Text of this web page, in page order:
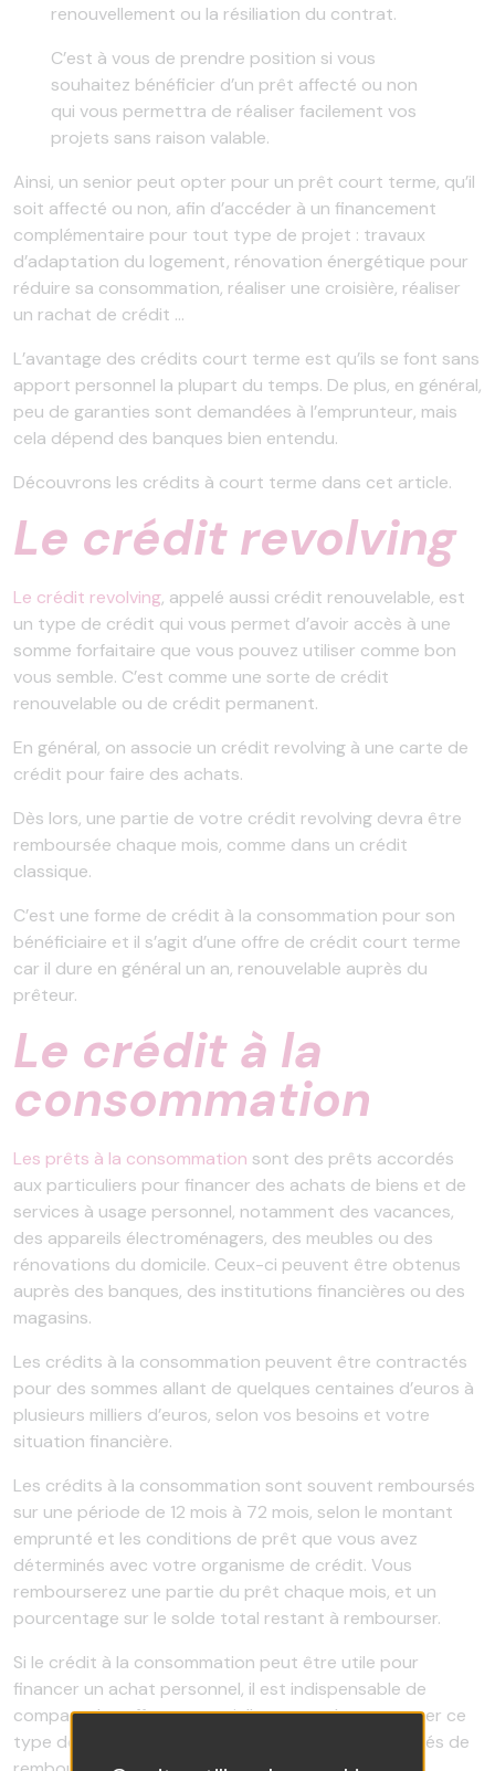
renouvellement ou la résiliation du contrat.
C’est à vous de prendre position si vous
souhaitez bénéficier d’un prêt affecté ou non
qui vous permettra de réaliser facilement vos
projets sans raison valable.
Ainsi, un senior peut opter pour un prêt court terme, qu’il
soit affecté ou non, afin d’accéder à un financement
complémentaire pour tout type de projet : travaux
d’adaptation du logement, rénovation énergétique pour
réduire sa consommation, réaliser une croisière, réaliser
un rachat de crédit …
L’avantage des crédits court terme est qu’ils se font sans
apport personnel la plupart du temps. De plus, en général,
peu de garanties sont demandées à l’emprunteur, mais
cela dépend des banques bien entendu.
Découvrons les crédits à court terme dans cet article.
Le crédit revolving
Le crédit revolving, appelé aussi crédit renouvelable, est
un type de crédit qui vous permet d’avoir accès à une
somme forfaitaire que vous pouvez utiliser comme bon
vous semble. C’est comme une sorte de crédit
renouvelable ou de crédit permanent.
En général, on associe un crédit revolving à une carte de
crédit pour faire des achats.
Dès lors, une partie de votre crédit revolving devra être
remboursée chaque mois, comme dans un crédit
classique.
C’est une forme de crédit à la consommation pour son
bénéficiaire et il s’agit d’une offre de crédit court terme
car il dure en général un an, renouvelable auprès du
prêteur.
Le crédit à la
consommation
Les prêts à la consommation sont des prêts accordés
aux particuliers pour financer des achats de biens et de
services à usage personnel, notamment des vacances,
des appareils électroménagers, des meubles ou des
rénovations du domicile. Ceux-ci peuvent être obtenus
auprès des banques, des institutions financières ou des
magasins.
Les crédits à la consommation peuvent être contractés
pour des sommes allant de quelques centaines d’euros à
plusieurs milliers d’euros, selon vos besoins et votre
situation financière.
Les crédits à la consommation sont souvent remboursés
sur une période de 12 mois à 72 mois, selon le montant
emprunté et les conditions de prêt que vous avez
déterminés avec votre organisme de crédit. Vous
rembourserez une partie du prêt chaque mois, et un
pourcentage sur le solde total restant à rembourser.
Si le crédit à la consommation peut être utile pour
financer un achat personnel, il est indispensable de
comparer les offres potentielles avant de contracter ce
type de crédit et de se familiariser avec les modalités de